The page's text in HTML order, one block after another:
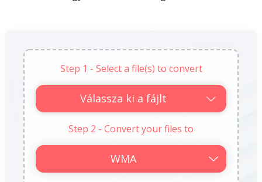
Step 1 - Select a file(s) to convert
Válassza ki a fájlt
Step 2 - Convert your files to